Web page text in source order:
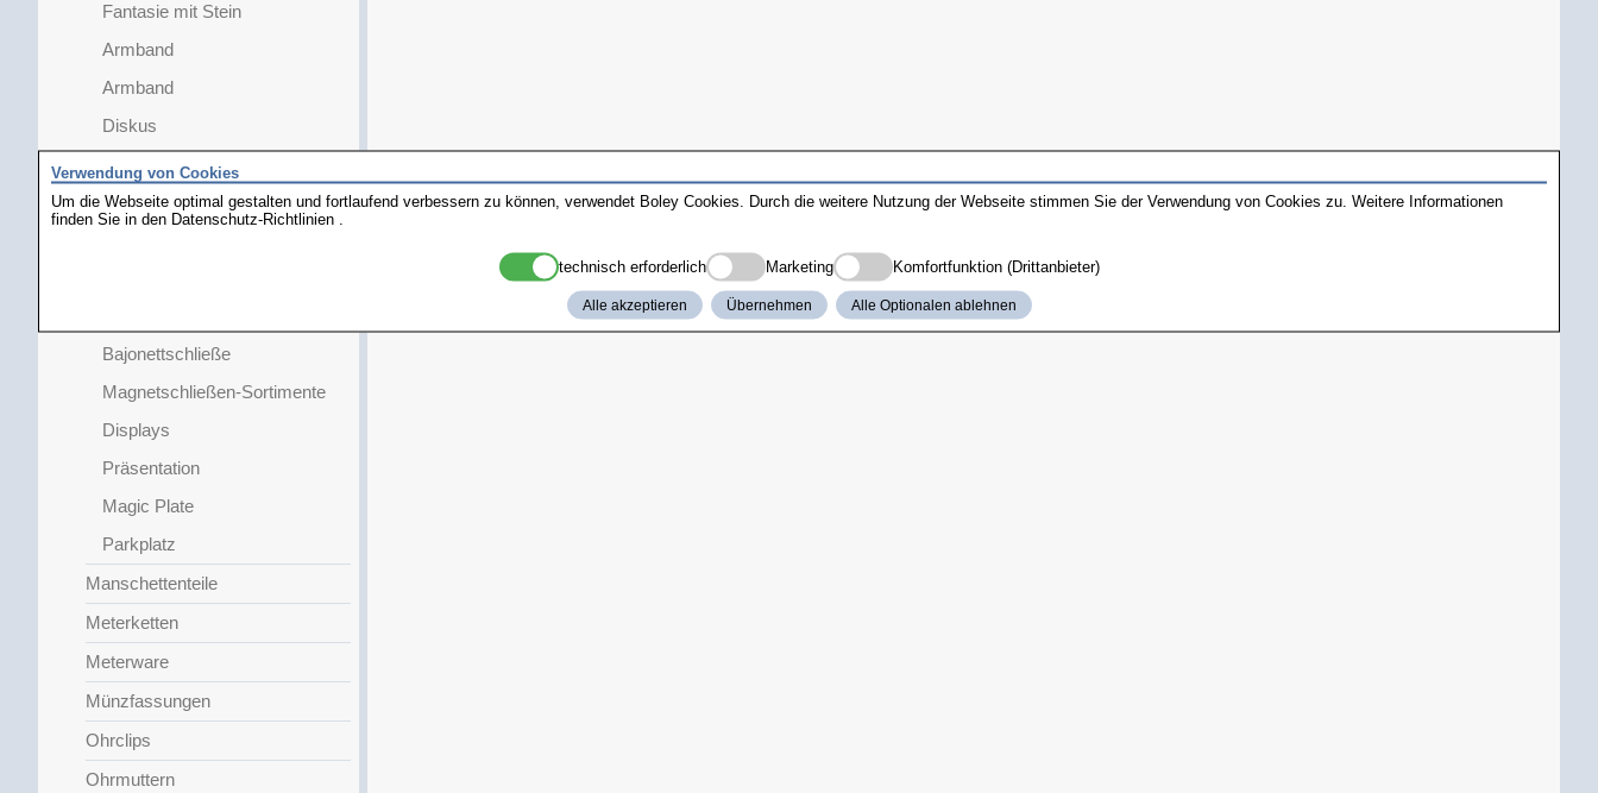
Fantasie mit Stein
Armband
Armband
Diskus
AddOns
Verlängerungskette
Bajonettschließe
Magnetschließen-Sortimente
Displays
Präsentation
Magic Plate
Parkplatz
Manschettenteile
Meterketten
Meterware
Münzfassungen
Ohrclips
Ohrmuttern
Verwendung von Cookies
Um die Webseite optimal gestalten und fortlaufend verbessern zu können, verwendet Boley Cookies. Durch die weitere Nutzung der Webseite stimmen Sie der Verwendung von Cookies zu. Weitere Informationen
finden Sie in den Datenschutz-Richtlinien
technisch erforderlich Marketing Komfortfunktion (Drittanbieter)
Alle akzeptieren Übernehmen Alle Optionalen ablehnen